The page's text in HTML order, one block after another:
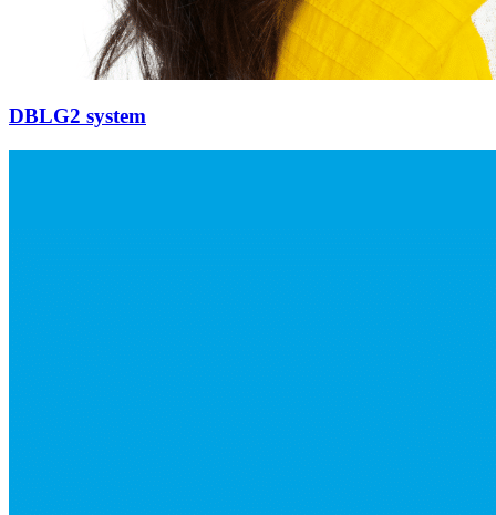
DBLG2 system